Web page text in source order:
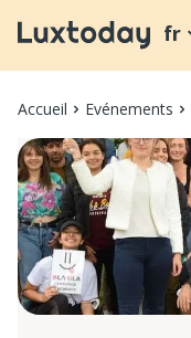
fr
Accueil Evénements